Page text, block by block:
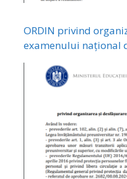
ORDIN privind
examenului național